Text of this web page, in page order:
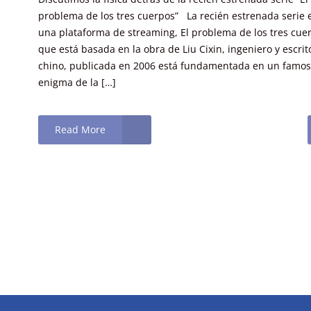
problema de los tres cuerpos” La recién estrenada serie
una plataforma de streaming, El problema de los tres
que está basada en la obra de Liu Cixin, ingeniero y
chino, publicada en 2006 está fundamentada en un
enigma de la […]
Read More